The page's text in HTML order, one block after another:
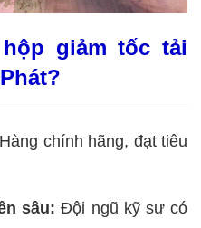
giảm tốc tải
Hàng chính hãng, đạt tiêu
sâu: Đội ngũ kỹ sư có